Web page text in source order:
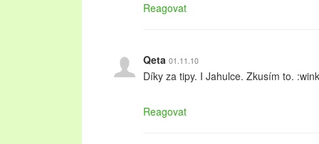
Reagovat
Qeta 01.11.10
Díky za tipy. I Jahulce. Zkusím to.
Reagovat